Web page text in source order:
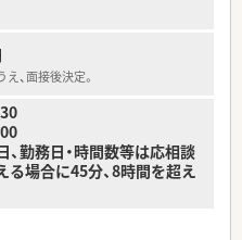
、面接後決定。
勤務日・時間数等は応相談
る場合に45分、8時間を超え